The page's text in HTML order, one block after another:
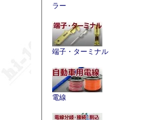
ラー
端子・ターミナル
電線